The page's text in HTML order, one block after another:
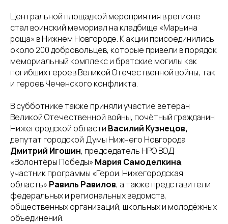
Центральной площадкой мероприятия в регионе
стал воинский мемориал на кладбище «Марьина
роща» в Нижнем Новгороде. К акции присоединились
около 200 добровольцев, которые привели в порядок
мемориальный комплекс и братские могилы как
погибших героев Великой Отечественной войны, так
и героев Чеченского конфликта.
В субботнике также приняли участие ветеран
Великой Отечественной войны, почётный гражданин
Нижегородской области Василий Кузнецов,
депутат городской Думы Нижнего Новгорода
Дмитрий Игошин, председатель НРО ВОД
«Волонтёры Победы» Мария Самоделкина,
участник программы «Герои. Нижегородская
область» Равиль Равилов, а также представители
федеральных и региональных ведомств,
общественных организаций, школьных и молодёжных
объединений.